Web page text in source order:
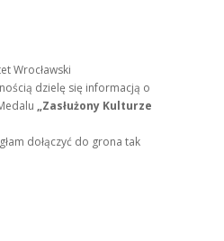
Wrocławski
dzielę się informacją o
„Zasłużony Kulturze
dołączyć do grona tak